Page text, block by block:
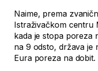
Naime, prema
Istraživačkom centru
kada je stopa poreza
na 9 odsto, država je
Eura poreza na dobit.